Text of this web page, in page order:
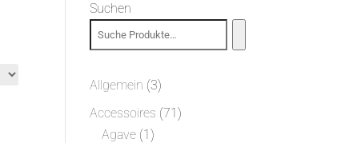
Suchen
Allgemein 33
Produkte
Accessoires 7171
Agave 11